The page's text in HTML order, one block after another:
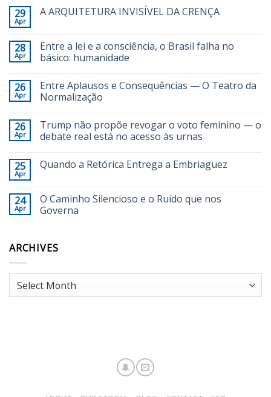
29
Apr
A ARQUITETURA INVISÍVEL DA CRENÇA
28
Apr
Entre a lei e a consciência, o Brasil falha no
básico: humanidade
26
Apr
Entre Aplausos e Consequências — O Teatro da
Normalização
26
Apr
Trump não propõe revogar o voto feminino — o
debate real está no acesso às urnas
25
Apr
Quando a Retórica Entrega a Embriaguez
24
Apr
O Caminho Silencioso e o Ruído que nos
Governa
ARCHIVES
Archives